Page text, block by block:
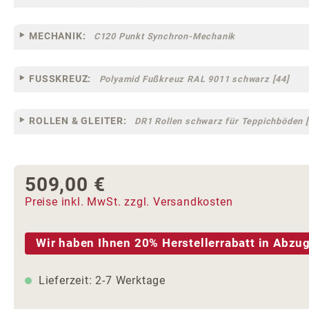
MECHANIK: C120 Punkt Synchron-Mechanik
FUSSKREUZ: Polyamid Fußkreuz RAL 9011 schwarz [44]
ROLLEN & GLEITER: DR1 Rollen schwarz für Teppichböden
Regulärer Preis:
509,00 €
Preise inkl. MwSt. zzgl. Versandkosten
Wir haben Ihnen 20% Herstellerrabatt in
Lieferzeit: 2-7 Werktage